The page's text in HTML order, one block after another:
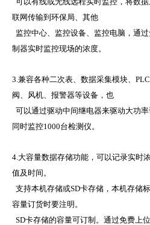
联网传输到环保局、其他
监控中心、监控设备、监控电脑，通
制器实时监控现场的浓度。
3.兼容各种二次表、数据采集模块、 PLC
阀、风机、报警器等设备，也
可以通过驱动中间继电器来驱动大功
同时监控1000台检测仪。
4.大容量数据存储功能，可以记录实时
值及时间。
支持本机存储或SD卡存储，本机存储
容量订货时要注明。
SD卡存储的容量可订制。通过免费上